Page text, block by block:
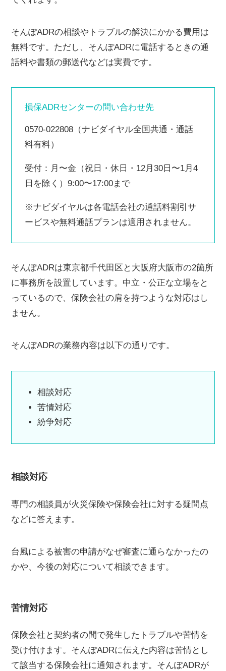
そんぽADRの相談やトラブルの解決にかかる費用は
無料です。ただし、そんぽADRに電話するときの通
話料や書類の郵送代などは実費です。
損保ADRセンターの問い合わせ先
0570-022808（ナビダイヤル全国共通・通話
料有料）
受付：月〜金（祝日・休日・12月30日〜1月4
日を除く）9:00〜17:00まで
※ナビダイヤルは各電話会社の通話料割引サ
ービスや無料通話プランは適用されません。
そんぽADRは東京都千代田区と大阪府大阪市の2箇所
に事務所を設置しています。中立・公正な立場をと
っているので、保険会社の肩を持つような対応はし
ません。
そんぽADRの業務内容は以下の通りです。
相談対応
苦情対応
紛争対応
相談対応
専門の相談員が火災保険や保険会社に対する疑問点
などに答えます。
台風による被害の申請がなぜ審査に通らなかったの
かや、今後の対応について相談できます。
苦情対応
保険会社と契約者の間で発生したトラブルや苦情を
受け付けます。そんぽADRに伝えた内容は苦情とし
て該当する保険会社に通知されます。そんぽADRが